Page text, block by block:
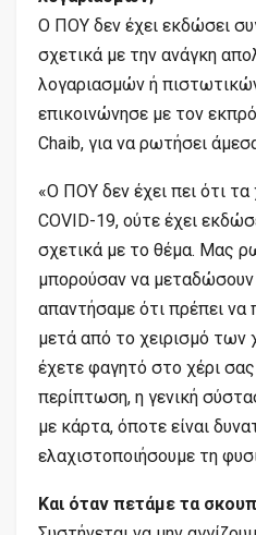
Ο ΠΟΥ δεν έχει εκδώσει
σχετικά με την ανάγκη
λογαριασμών ή
επικοινώνησε με τον
Chaib, για να ρωτήσει
«Ο ΠΟΥ δεν έχει πει ότι
COVID-19, ούτε έχει
σχετικά με το θέμα. Μας
μπορούσαν να μεταδώσουν
απαντήσαμε ότι πρέπει να
μετά από το χειρισμό των
έχετε φαγητό στο χέρι
περίπτωση, η γενική
με κάρτα, όποτε είναι
ελαχιστοποιήσουμε τη
Και όταν πετάμε τα